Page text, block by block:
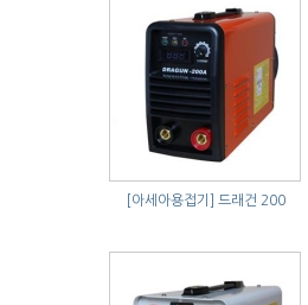
[아세아용접기] 드래건 200